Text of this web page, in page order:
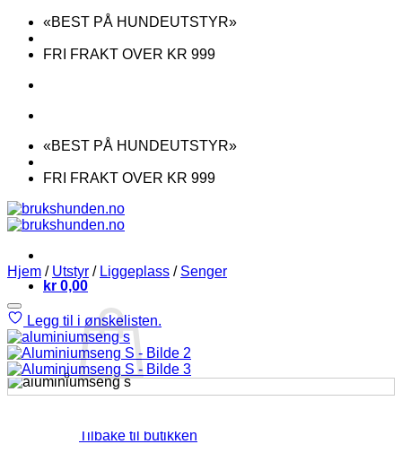
Skip
content
«BEST PÅ HUNDEUTSTYR»
FRI FRAKT OVER KR 999
«BEST PÅ HUNDEUTSTYR»
FRI FRAKT OVER KR 999
kr 0,00
Tilbake til butikken
Hjem / Utstyr / Liggeplass / Senger
Legg til i ønskelisten.